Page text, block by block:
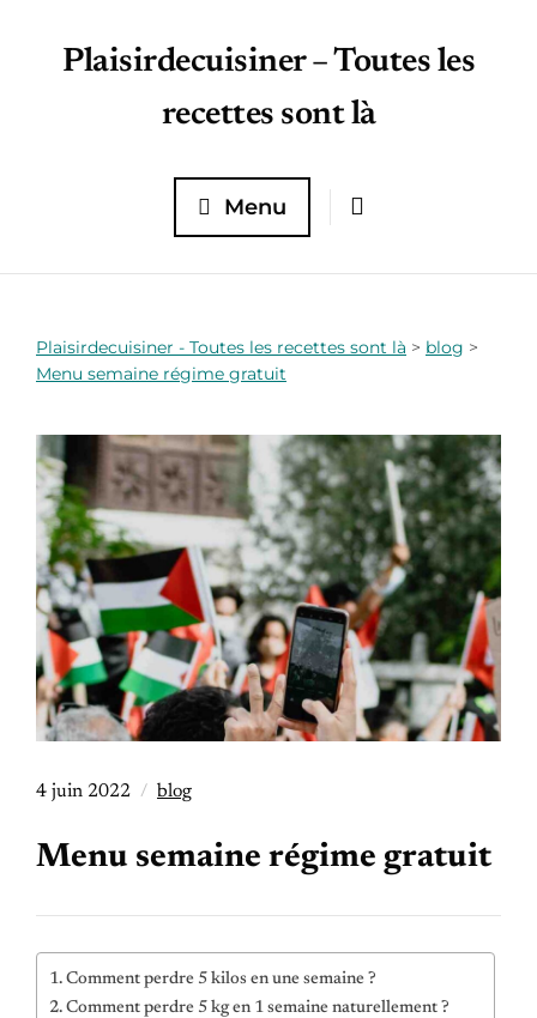
Plaisirdecuisiner – Toutes les
recettes sont là
Menu
Plaisirdecuisiner - Toutes les recettes sont là > blog >
Menu semaine régime gratuit
4 juin 2022 blog
Menu semaine régime gratuit
Comment perdre 5 kilos en une semaine ?
Comment perdre 5 kg en 1 semaine naturellement ?